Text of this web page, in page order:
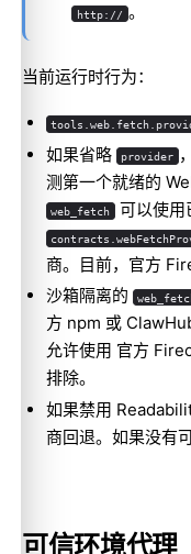
http:// 。
当前运行时行为：
如果省略
provider
测第一个就绪的
web_fetch 可以使用
商。目前，官方
沙箱隔离的
方 npm 或
允许使用 官方
排除。
如果禁用
商回退。如果没有
可信环境代理